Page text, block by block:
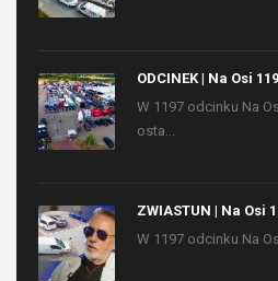
ODCINEK | Na Osi
W 1197 odcinku Na
osta...
ZWIASTUN | Na Osi
W 1197 odcinku Na